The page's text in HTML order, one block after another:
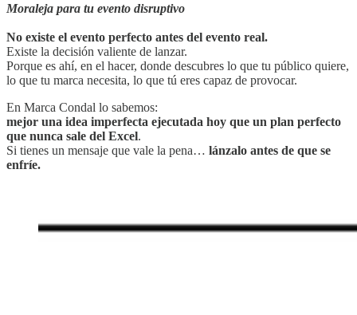
Moraleja para tu evento disruptivo
No existe el evento perfecto antes del evento real.
Existe la decisión valiente de lanzar.
Porque es ahí, en el hacer, donde descubres lo que tu público quiere,
lo que tu marca necesita, lo que tú eres capaz de provocar.
En Marca Condal lo sabemos:
mejor una idea imperfecta ejecutada hoy que un plan perfecto
que nunca sale del Excel.
Si tienes un mensaje que vale la pena… lánzalo antes de que se
enfríe.